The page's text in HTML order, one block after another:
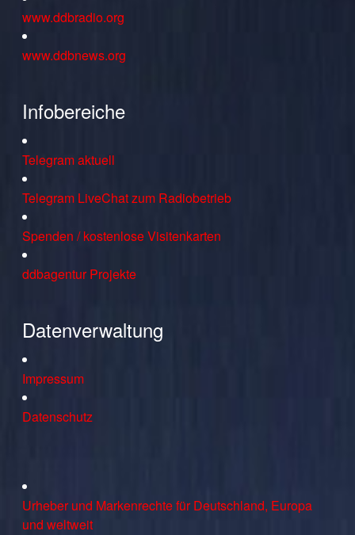
www.ddbradio.org
www.ddbnews.org
Infobereiche
Telegram aktuell
Telegram LiveChat zum Radiobetrieb
Spenden / kostenlose Visitenkarten
ddbagentur Projekte
Datenverwaltung
Impressum
Datenschutz
Urheber und Markenrechte für Deutschland, Europa
und weltweit